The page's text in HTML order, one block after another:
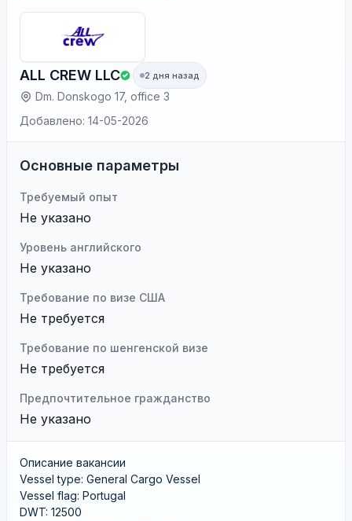
ALL CREW LLC 2 дня назад
Dm. Donskogo 17, office 3
Добавлено: 14-05-2026
Основные параметры
Требуемый опыт
Не указано
Уровень английского
Не указано
Требование по визе США
Не требуется
Требование по шенгенской визе
Не требуется
Предпочтительное гражданство
Не указано
Описание вакансии
Vessel type: General Cargo Vessel
Vessel flag: Portugal
DWT: 12500